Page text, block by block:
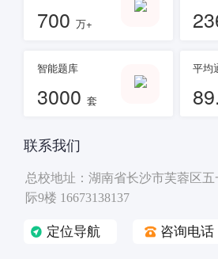
700 万+
智能题库
3000 套
平均
联系我们
总校地址：湖南省长沙市芙蓉区五
际9楼 16673138137
定位导航 咨询电话